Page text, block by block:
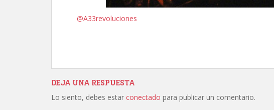
@A33revoluciones
DEJA UNA RESPUESTA
Lo siento, debes estar conectado para publicar un comentario.